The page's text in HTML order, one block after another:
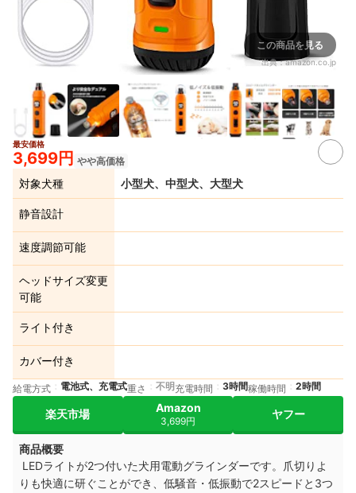
この商品を見る
出典：amazon.co.jp
最安価格
3,699円 やや高価格
対象犬種 小型犬、中型犬、大型犬
静音設計
速度調節可能
ヘッドサイズ変更
可能
ライト付き
カバー付き
給電方式 電池式、充電式重さ 不明 充電時間 3時間稼働時間 2時間
楽天市場 Amazon
3,699円
ヤフー
商品概要
LEDライトが2つ付いた犬用電動グラインダーです。爪切りよ
りも快適に研ぐことができ、低騒音・低振動で2スピードと3つ